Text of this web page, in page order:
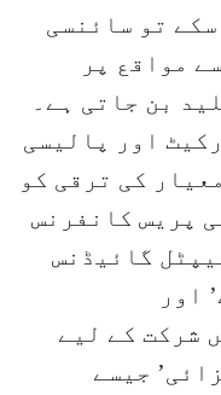
تو سائنسی
مواقع پر
بن جاتی ہے۔
اور پالیسی
کی ترقی کو
پریس کانفرنس
گائیڈنس
اور
شرکت کے لیے
جیسے